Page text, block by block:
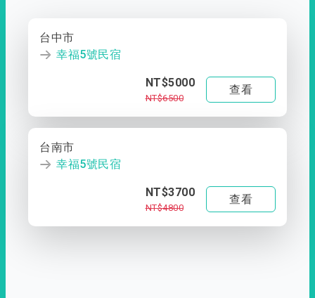
台中市
幸福5號民宿
NT$5000
NT$6500
查看
台南市
幸福5號民宿
NT$3700
NT$4800
查看